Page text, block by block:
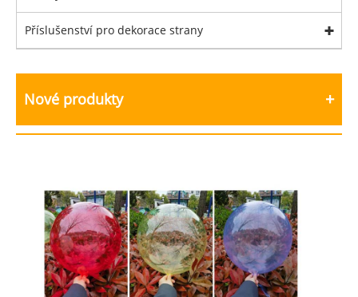
Příslušenství pro dekorace strany
Nové produkty